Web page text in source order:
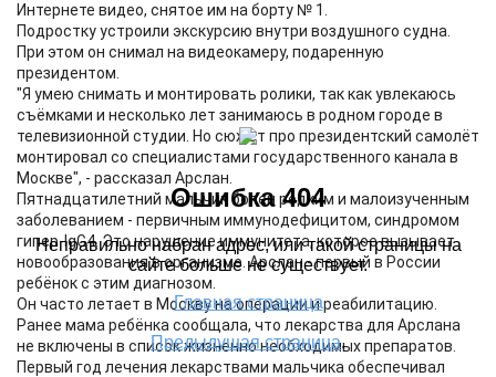
Интернете видео, снятое им на борту № 1.
Подростку устроили экскурсию внутри воздушного судна.
При этом он снимал на видеокамеру, подаренную
президентом.
"Я умею снимать и монтировать ролики, так как увлекаюсь
съёмками и несколько лет занимаюсь в родном городе в
телевизионной студии. Но сюжет про президентский самолёт
монтировал со специалистами государственного канала в
Москве", - рассказал Арслан.
Пятнадцатилетний мальчик болен редким и малоизученным
заболеванием - первичным иммунодефицитом, синдромом
гипер-IgG4. Это нарушение иммунитета, которое вызывает
новообразования в организме. Арслан - первый в России
ребёнок с этим диагнозом.
Он часто летает в Москву на операции и реабилитацию.
Ранее мама ребёнка сообщала, что лекарства для Арслана
не включены в список жизненно необходимых препаратов.
Первый год лечения лекарствами мальчика обеспечивал